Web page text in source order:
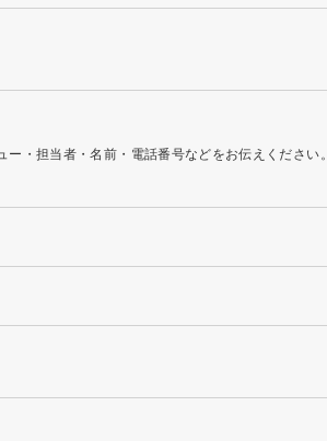
・担当者・名前・電話番号などをお伝えください。